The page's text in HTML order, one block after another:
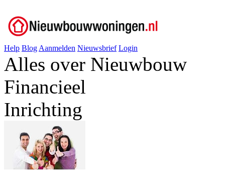
Help Blog Aanmelden Nieuwsbrief Login
Alles over Nieuwbouw
Financieel
Inrichting